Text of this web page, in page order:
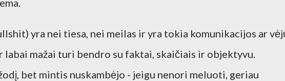
yra nei tiesa, nei meilas ir yra tokia komunikacijos ar
labai mažai turi bendro su faktai, skaičiais ir objektyvu.
bet mintis nuskambėjo - jeigu nenori meluoti, geriau